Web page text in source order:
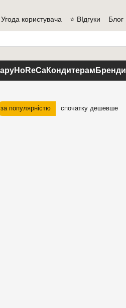
Угода користувача ⭐ ВІдгуки Блог
HoReCaКондитерам Бренди
за популярністю спочатку дешевше